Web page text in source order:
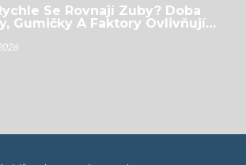
Se Rovnají Zuby? Doba
Gumičky A Faktory Ovlivňující